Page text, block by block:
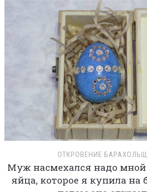
ОТКРОВЕНИЕ
Муж насмехался надо мной
яйца, которое я купила на